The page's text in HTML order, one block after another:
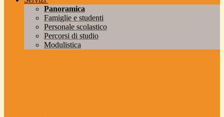
Panoramica
Famiglie e studenti
Personale scolastico
Percorsi di studio
Modulistica